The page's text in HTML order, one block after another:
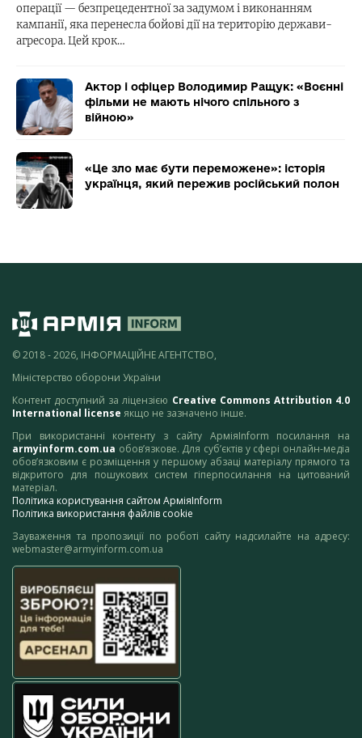
операції — безпрецедентної за задумом і виконанням
кампанії, яка перенесла бойові дії на територію держави-
агресора. Цей крок…
Актор і офіцер Володимир Ращук: «Воєнні
фільми не мають нічого спільного з
війною»
«Це зло має бути переможене»: історія
українця, який пережив російський полон
© 2018 - 2026, ІНФОРМАЦІЙНЕ АГЕНТСТВО,
Міністерство оборони України
Контент доступний за ліцензією Creative Commons Attribution 4.0
International license якщо не зазначено інше.
При використанні контенту з сайту АрміяInform посилання на
armyinform.com.ua обов’язкове. Для суб’єктів у сфері онлайн-медіа
обов’язковим є розміщення у першому абзаці матеріалу прямого та
відкритого для пошукових систем гіперпосилання на цитований
матеріал.
Політика користування сайтом АрміяInform
Політика використання файлів cookie
Зауваження та пропозиції по роботі сайту надсилайте на адресу:
webmaster@armyinform.com.ua